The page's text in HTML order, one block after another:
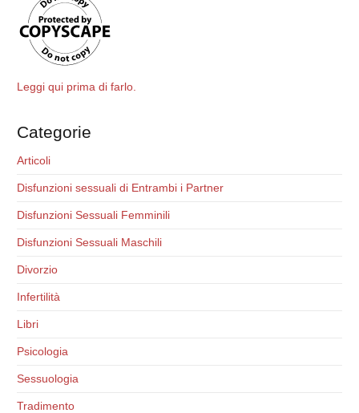
Leggi qui prima di farlo.
Categorie
Articoli
Disfunzioni sessuali di Entrambi i Partner
Disfunzioni Sessuali Femminili
Disfunzioni Sessuali Maschili
Divorzio
Infertilità
Libri
Psicologia
Sessuologia
Tradimento